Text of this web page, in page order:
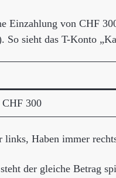
Einzahlung von CHF
sieht das T-Konto
300
links, Haben immer
der gleiche Betrag